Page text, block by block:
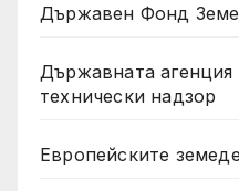
Държавен Фонд
Държавната агенция
технически надзор
Европейските